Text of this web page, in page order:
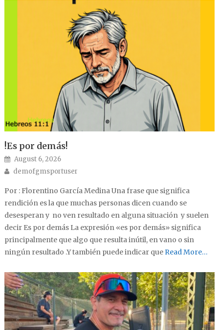
!Es por demás!
Posted on
August 6, 2026
Author
demofgmsportuser
Por : Florentino García Medina Una frase que significa
rendición es la que muchas personas dicen cuando se
desesperan y no ven resultado en alguna situación y suelen
decir Es por demás La expresión «es por demás» significa
principalmente que algo que resulta inútil, en vano o sin
ningún resultado .Y también puede indicar queRead More…